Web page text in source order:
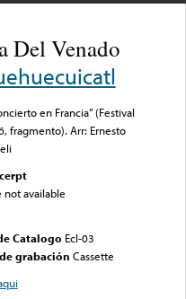
Del Venado
en Francia” (Festival
fragmento). Arr: Ernesto
not available
Catalogo Ecl-03
grabación Cassette